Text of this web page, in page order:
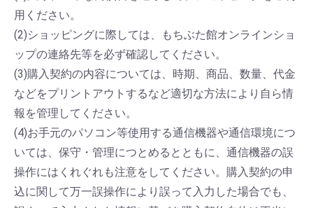
用ください。
(2)ショッピングに際しては、もちぶた館オンラインショ
ップの連絡先等を必ず確認してください。
(3)購入契約の内容については、時期、商品、数量、代金
などをプリントアウトするなど適切な方法により自ら情
報を管理してください。
(4)お手元のパソコン等使用する通信機器や通信環境につ
いては、保守・管理につとめるとともに、通信機器の誤
操作にはくれぐれも注意をしてください。購入契約の申
込に関して万一誤操作により誤って入力した場合でも、